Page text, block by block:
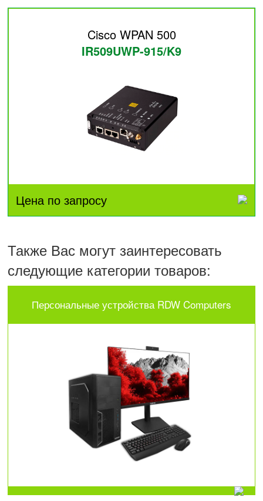
Cisco WPAN 500
IR509UWP-915/K9
Цена по запросу
Также Вас могут заинтересовать
следующие категории товаров:
Персональные устройства RDW Computers